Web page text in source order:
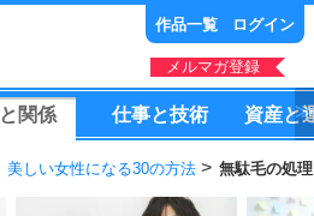
作品一覧 ログイン
メルマガ登録
と 関係 仕事と技術 資産と
美しい女性になる30の方法 無駄毛の処